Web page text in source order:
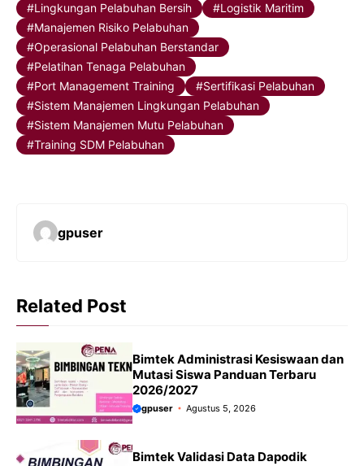
Lingkungan Pelabuhan Bersih
Logistik Maritim
Manajemen Risiko Pelabuhan
Operasional Pelabuhan Berstandar
Pelatihan Tenaga Pelabuhan
Port Management Training
Sertifikasi Pelabuhan
Sistem Manajemen Lingkungan Pelabuhan
Sistem Manajemen Mutu Pelabuhan
Training SDM Pelabuhan
gpuser
Related Post
Bimtek Administrasi Kesiswaan dan
Mutasi Siswa Panduan Terbaru
2026/2027
gpuser Agustus 5, 2026
Bimtek Validasi Data Dapodik